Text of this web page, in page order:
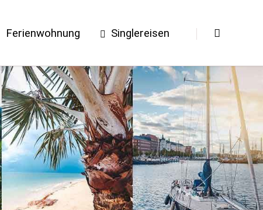
Ferienwohnung Singlereisen